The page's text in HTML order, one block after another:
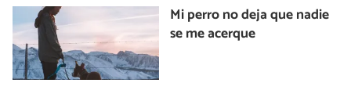
Mi perro no deja que nadie
se me acerque